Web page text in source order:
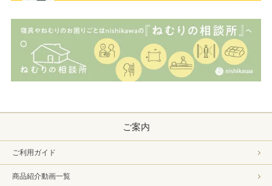
ご案内
ご利用ガイド
商品紹介動画一覧